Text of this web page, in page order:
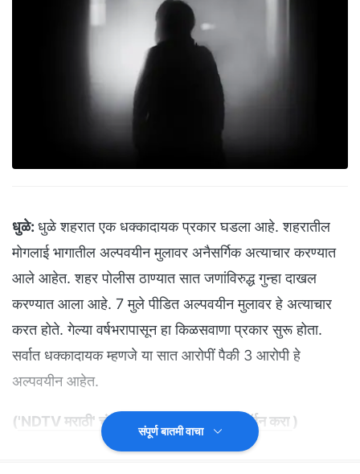
धुळे: धुळे शहरात एक धक्कादायक प्रकार घडला आहे. शहरातील
मोगलाई भागातील अल्पवयीन मुलावर अनैसर्गिक अत्याचार करण्यात
आले आहेत. शहर पोलीस ठाण्यात सात जणांविरुद्ध गुन्हा दाखल
करण्यात आला आहे. 7 मुले पीडित अल्पवयीन मुलावर हे अत्याचार
करत होते. गेल्या वर्षभरापासून हा किळसवाणा प्रकार सुरू होता.
सर्वात धक्कादायक म्हणजे या सात आरोपीं पैकी 3 आरोपी हे
अल्पवयीन आहेत.
('NDTV मराठी' चं अधिकृत व्हॉट्सअ‍ॅप चॅनल जॉईन करा)
संपूर्ण बातमी वाचा